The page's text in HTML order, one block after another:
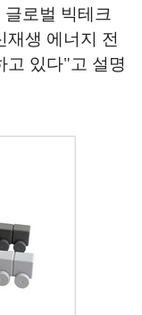
로벌 빅테크
재생 에너지 전
고 있다"고 설명